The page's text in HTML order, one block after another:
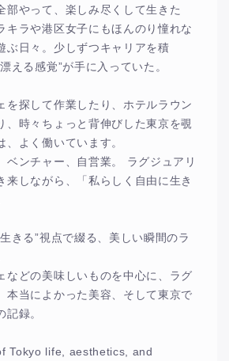
部やって、楽しみ尽くして生きた
キラや港区女子にもほんのり憧れな
ぶ日々。少しずつキャリアを積
える感覚”が手に入っていた。
を探して作業したり、ホテルラウン
、時々ちょっと背伸びした東京を覗
、よく働いています。
ベンチャー、自営業。 ラグジュアリ
来しながら、「私らしく自由に生き
きる”視点で綴る、美しい瞬間のラ
などの美味しいものを中心に、ラグ
本当によかった美容、そして東京で
記録。
Tokyo life, aesthetics, and